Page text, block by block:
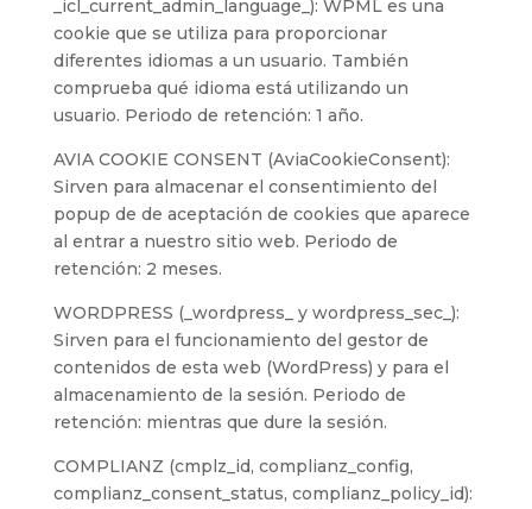
_icl_current_admin_language_): WPML es una
cookie que se utiliza para proporcionar
diferentes idiomas a un usuario. También
comprueba qué idioma está utilizando un
usuario. Periodo de retención: 1 año.
AVIA COOKIE CONSENT (AviaCookieConsent):
Sirven para almacenar el consentimiento del
popup de de aceptación de cookies que aparece
al entrar a nuestro sitio web. Periodo de
retención: 2 meses.
WORDPRESS (_wordpress_ y wordpress_sec_):
Sirven para el funcionamiento del gestor de
contenidos de esta web (WordPress) y para el
almacenamiento de la sesión. Periodo de
retención: mientras que dure la sesión.
COMPLIANZ (cmplz_id, complianz_config,
complianz_consent_status, complianz_policy_id):